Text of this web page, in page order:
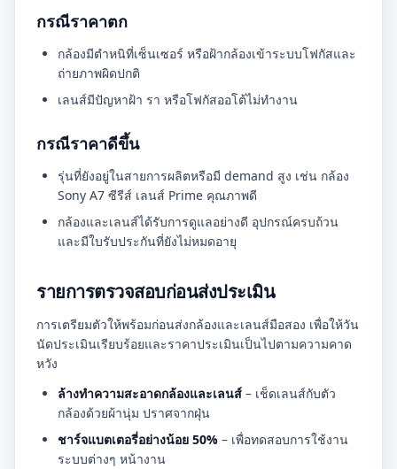
กรณีราคาตก
กล้องมีตำหนิที่เซ็นเซอร์ หรือฝ้ากล้องเข้าระบบโฟกัสและ
ถ่ายภาพผิดปกติ
เลนส์มีปัญหาฝ้า รา หรือโฟกัสออโต้ไม่ทำงาน
กรณีราคาดีขึ้น
รุ่นที่ยังอยู่ในสายการผลิตหรือมี demand สูง เช่น กล้อง
Sony A7 ซีรีส์ เลนส์ Prime คุณภาพดี
กล้องและเลนส์ได้รับการดูแลอย่างดี อุปกรณ์ครบถ้วน
และมีใบรับประกันที่ยังไม่หมดอายุ
รายการตรวจสอบก่อนส่งประเมิน
การเตรียมตัวให้พร้อมก่อนส่งกล้องและเลนส์มือสอง เพื่อให้วัน
นัดประเมินเรียบร้อยและราคาประเมินเป็นไปตามความคาด
หวัง
ล้างทำความสะอาดกล้องและเลนส์ – เช็ดเลนส์กับตัว
กล้องด้วยผ้านุ่ม ปราศจากฝุ่น
ชาร์จแบตเตอรี่อย่างน้อย 50% – เพื่อทดสอบการใช้งาน
ระบบต่างๆ หน้างาน